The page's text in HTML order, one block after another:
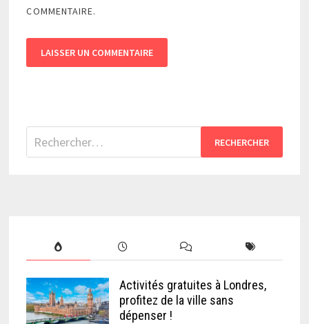
COMMENTAIRE.
Rechercher :
Activités gratuites à Londres,
profitez de la ville sans
dépenser !